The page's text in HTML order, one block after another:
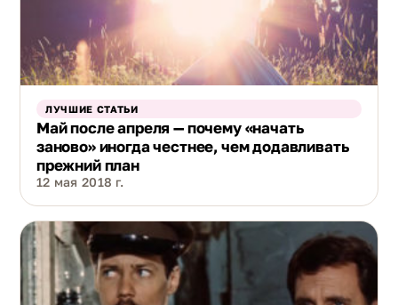
ЛУЧШИЕ СТАТЬИ
Май после апреля — почему «начать
заново» иногда честнее, чем додавливать
прежний план
12 мая 2018 г.